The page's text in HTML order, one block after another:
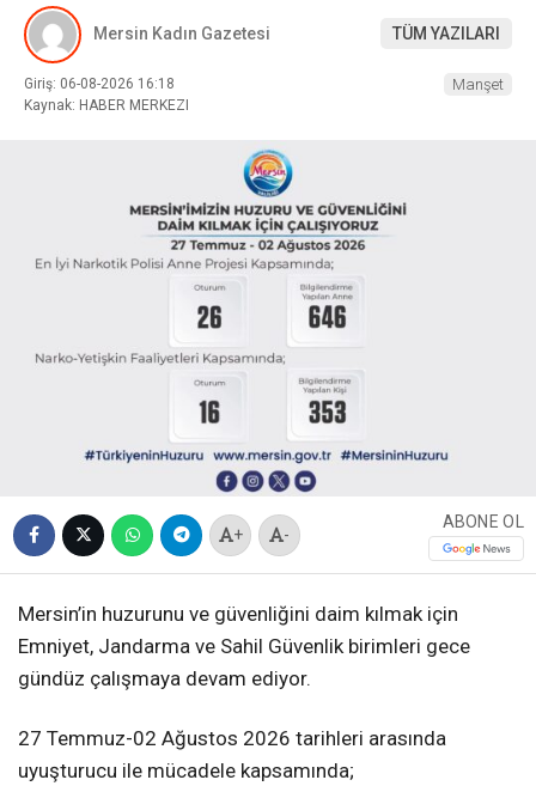
Mersin Kadın Gazetesi TÜM YAZILARI
Giriş: 06-08-2026 16:18
Kaynak: HABER MERKEZI
Manşet
+ -
ABONE OL
Mersin’in huzurunu ve güvenliğini daim kılmak için
Emniyet, Jandarma ve Sahil Güvenlik birimleri gece
gündüz çalışmaya devam ediyor.
27 Temmuz-02 Ağustos 2026 tarihleri arasında
uyuşturucu ile mücadele kapsamında;